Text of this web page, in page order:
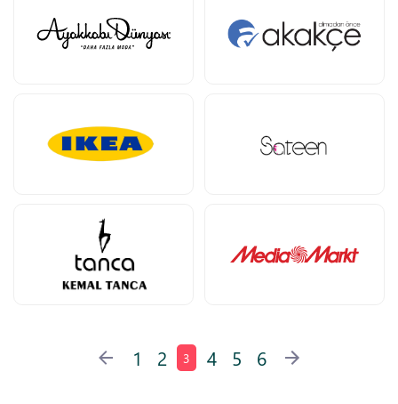
1 2 3 4 5 6